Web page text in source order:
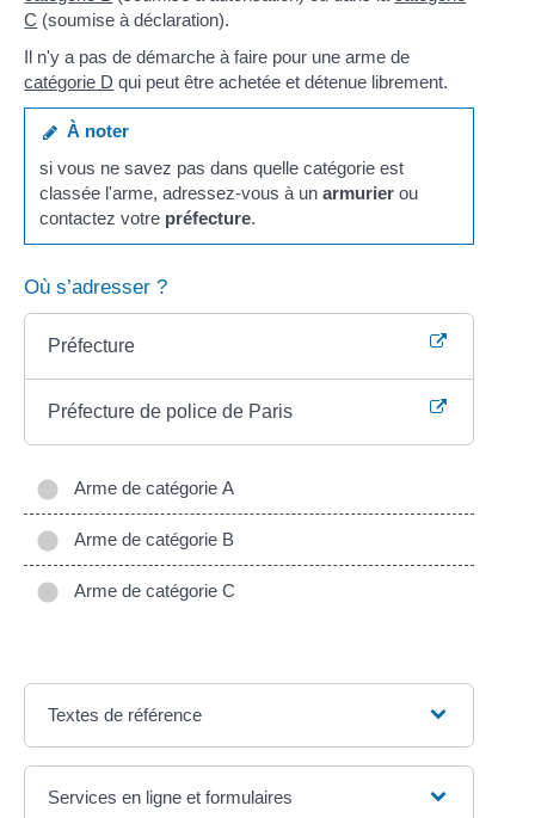
C (soumise à déclaration).
Il n'y a pas de démarche à faire pour une arme de
catégorie D qui peut être achetée et détenue librement.
À noter
si vous ne savez pas dans quelle catégorie est
classée l'arme, adressez-vous à un armurierou
contactez votre préfecture.
Où s’adresser ?
Préfecture
Préfecture de police de Paris
Arme de catégorie A
Arme de catégorie B
Arme de catégorie C
Textes de référence
Services en ligne et formulaires